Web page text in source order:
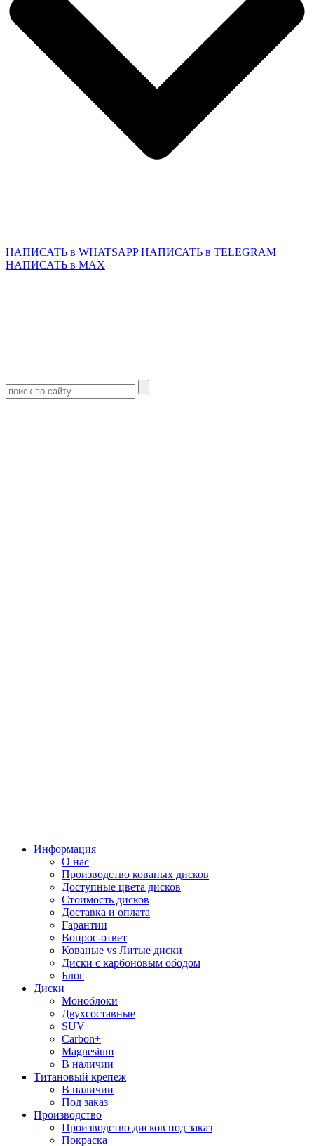
НАПИСАТЬ в WHATSAPP НАПИСАТЬ в TELEGRAM
НАПИСАТЬ в MAX
Информация
О нас
Производство кованых дисков
Доступные цвета дисков
Стоимость дисков
Доставка и оплата
Гарантии
Вопрос-ответ
Кованые vs Литые диски
Диски с карбоновым ободом
Блог
Диски
Моноблоки
Двухсоставные
SUV
Carbon+
Magnesium
В наличии
Титановый крепеж
В наличии
Под заказ
Производство
Производство дисков под заказ
Покраска